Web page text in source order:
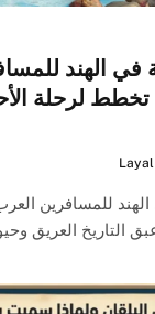
في الهند
تخطط لرحلة
للمسافرين
التاريخ العريق